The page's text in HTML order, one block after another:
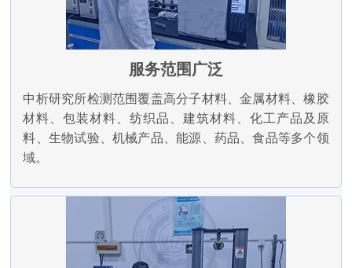
服务范围广泛
中析研究所检测范围覆盖高分子材料、金属材料、橡胶
材料、包装材料、纺织品、建筑材料、化工产品及原
料、生物试验、机械产品、能源、药品、食品等多个领
域。